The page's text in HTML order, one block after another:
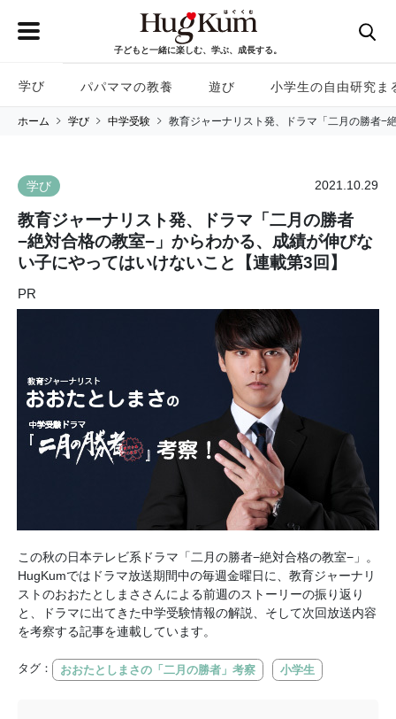
子どもと一緒に楽しむ、学ぶ、成長する。
学び パパママの教養 遊び 小学生の自由研究ま
ホーム 学び 中学受験 教育ジャーナリスト発、ドラマ「二月の勝者−
学び 2021.10.29
教育ジャーナリスト発、ドラマ「二月の勝者
−絶対合格の教室−」からわかる、成績が伸びな
い子にやってはいけないこと【連載第3回】
PR
この秋の日本テレビ系ドラマ「二月の勝者−絶対合格の教室−」。
HugKumではドラマ放送期間中の毎週金曜日に、教育ジャーナリ
ストのおおたとしまささんによる前週のストーリーの振り返り
と、ドラマに出てきた中学受験情報の解説、そして次回放送内容
を考察する記事を連載しています。
タグ： おおたとしまさの「二月の勝者」考察 小学生